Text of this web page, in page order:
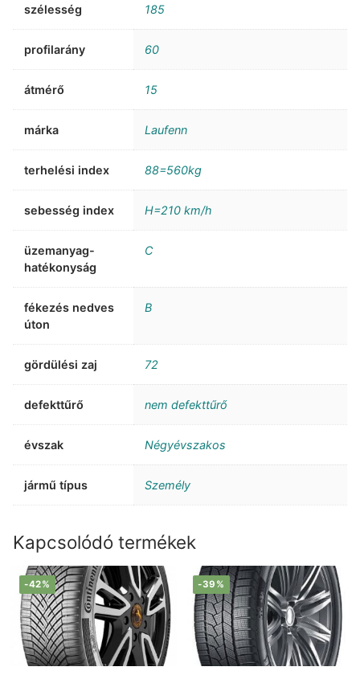
szélesség 185
profilarány 60
átmérő 15
márka Laufenn
terhelési index 88=560kg
sebesség index H=210 km/h
üzemanyag-
hatékonyság
C
fékezés nedves
úton
B
gördülési zaj 72
defekttűrő nem defekttűrő
évszak Négyévszakos
jármű típus Személy
Kapcsolódó termékek
-42% -39%